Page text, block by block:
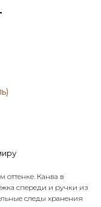
оттенке. Канва в
спереди и ручки из
следы хранения